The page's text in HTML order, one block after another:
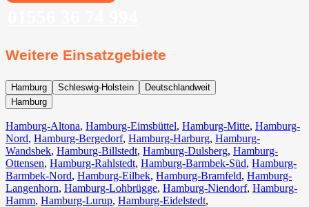
Weitere Einsatzgebiete
Hamburg Schleswig-Holstein
Deutschlandweit
Hamburg
Hamburg-Altona, Hamburg-Eimsbüttel, Hamburg-Mitte, Hamburg-
Nord, Hamburg-Bergedorf, Hamburg-Harburg, Hamburg-
Wandsbek, Hamburg-Billstedt, Hamburg-Dulsberg, Hamburg-
Ottensen, Hamburg-Rahlstedt, Hamburg-Barmbek-Süd, Hamburg-
Barmbek-Nord, Hamburg-Eilbek, Hamburg-Bramfeld, Hamburg-
Langenhorn, Hamburg-Lohbrügge, Hamburg-Niendorf, Hamburg-
Hamm, Hamburg-Lurup, Hamburg-Eidelstedt,